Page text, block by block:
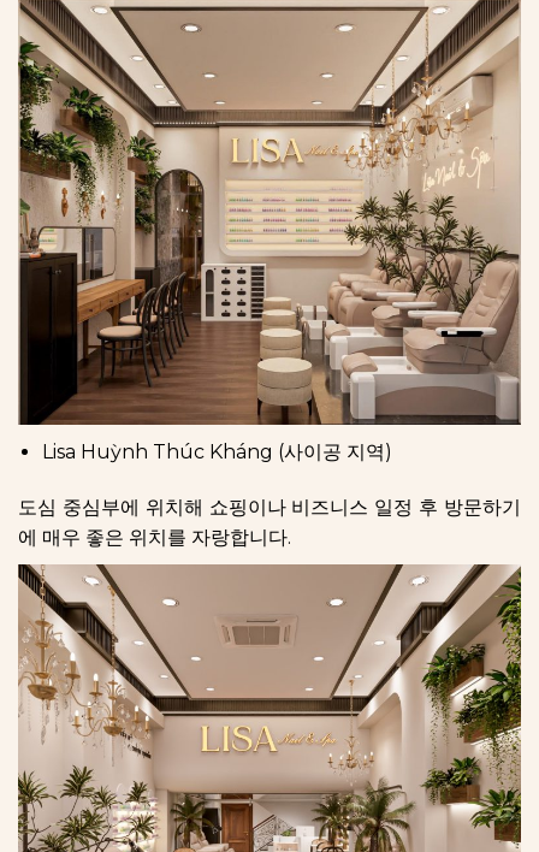
Lisa Huỳnh Thúc Kháng (사이공 지역)
도심 중심부에 위치해 쇼핑이나 비즈니스 일정 후 방문하기
에 매우 좋은 위치를 자랑합니다.